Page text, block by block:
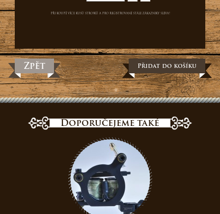
Při koupě více kusů strojků a pro registrované stále zákazniky sleva!
Zpět Přidat do košíku
Doporučejeme také